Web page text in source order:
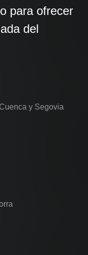
para ofrecer
del
y Segovia